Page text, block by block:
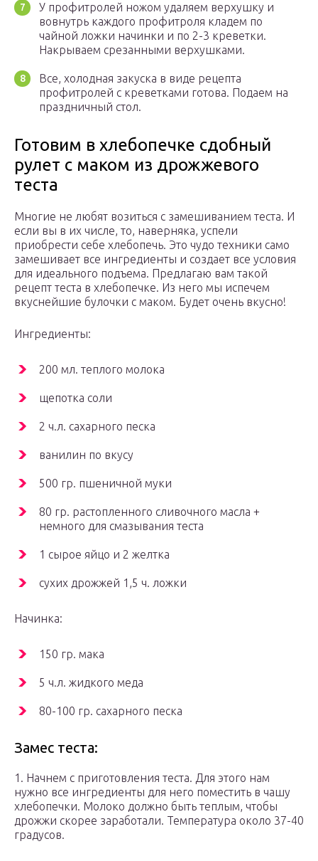
У профитролей ножом удаляем верхушку и
вовнутрь каждого профитроля кладем по
чайной ложки начинки и по 2-3 креветки.
Накрываем срезанными верхушками.
Все, холодная закуска в виде рецепта
профитролей с креветками готова. Подаем на
праздничный стол.
Готовим в хлебопечке сдобный
рулет с маком из дрожжевого
теста
Многие не любят возиться с замешиванием теста. И
если вы в их числе, то, наверняка, успели
приобрести себе хлебопечь. Это чудо техники само
замешивает все ингредиенты и создает все условия
для идеального подъема. Предлагаю вам такой
рецепт теста в хлебопечке. Из него мы испечем
вкуснейшие булочки с маком. Будет очень вкусно!
Ингредиенты:
200 мл. теплого молока
щепотка соли
2 ч.л. сахарного песка
ванилин по вкусу
500 гр. пшеничной муки
80 гр. растопленного сливочного масла +
немного для смазывания теста
1 сырое яйцо и 2 желтка
сухих дрожжей 1,5 ч. ложки
Начинка:
150 гр. мака
5 ч.л. жидкого меда
80-100 гр. сахарного песка
Замес теста:
1. Начнем с приготовления теста. Для этого нам
нужно все ингредиенты для него поместить в чашу
хлебопечки. Молоко должно быть теплым, чтобы
дрожжи скорее заработали. Температура около 37-40
градусов.